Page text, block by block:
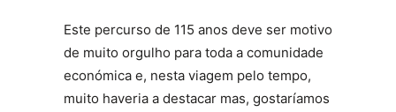
Este percurso de 115 anos deve ser motivo
de muito orgulho para toda a comunidade
económica e, nesta viagem pelo tempo,
muito haveria a destacar mas, gostaríamos